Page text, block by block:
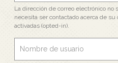
La dirección de correo electrónico no
necesita ser contactado acerca de
activadas (opted-in).